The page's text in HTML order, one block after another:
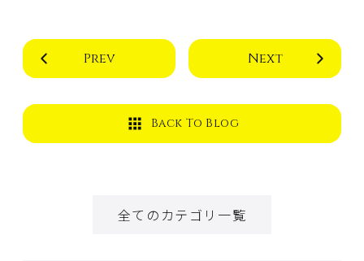
Prev Next
Back To Blog
全てのカテゴリ一覧